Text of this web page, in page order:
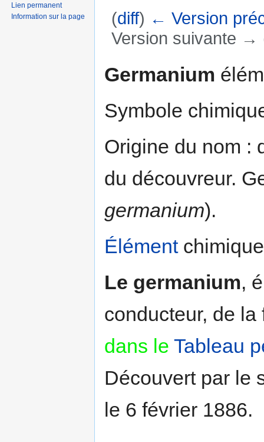
(diff) ← Version
Version suivante →
Germanium
Symbole
Origine du nom :
du découvreur.
germanium).
Élément
Le germanium,
conducteur, de
dans le Tableau
Découvert par le
le 6 février 1886.
Lien permanent
Information sur la page